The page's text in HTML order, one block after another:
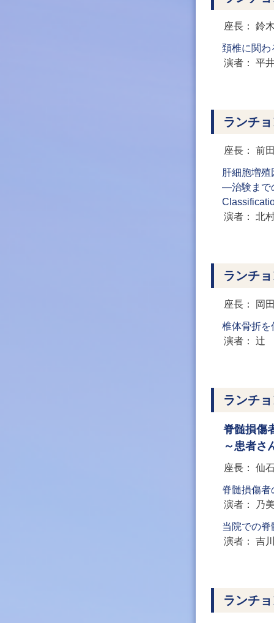
座長 鈴
頚椎に関わ
演者
平
ランチ
座長 前
肝細胞増
―治験まで
演者
北
ランチ
座長 岡
椎体骨折を
演者
辻󠄀
ランチ
脊髄損傷
～患者さ
座長 仙
脊髄損傷
演者
乃
当院での
演者
吉
ランチ